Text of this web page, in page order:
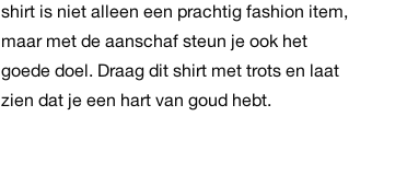
Deze
optie
kan
shirt is niet alleen een prachtig fashion item,
maar met de aanschaf steun je ook het
goede doel. Draag dit shirt met trots en laat
zien dat je een hart van goud hebt.